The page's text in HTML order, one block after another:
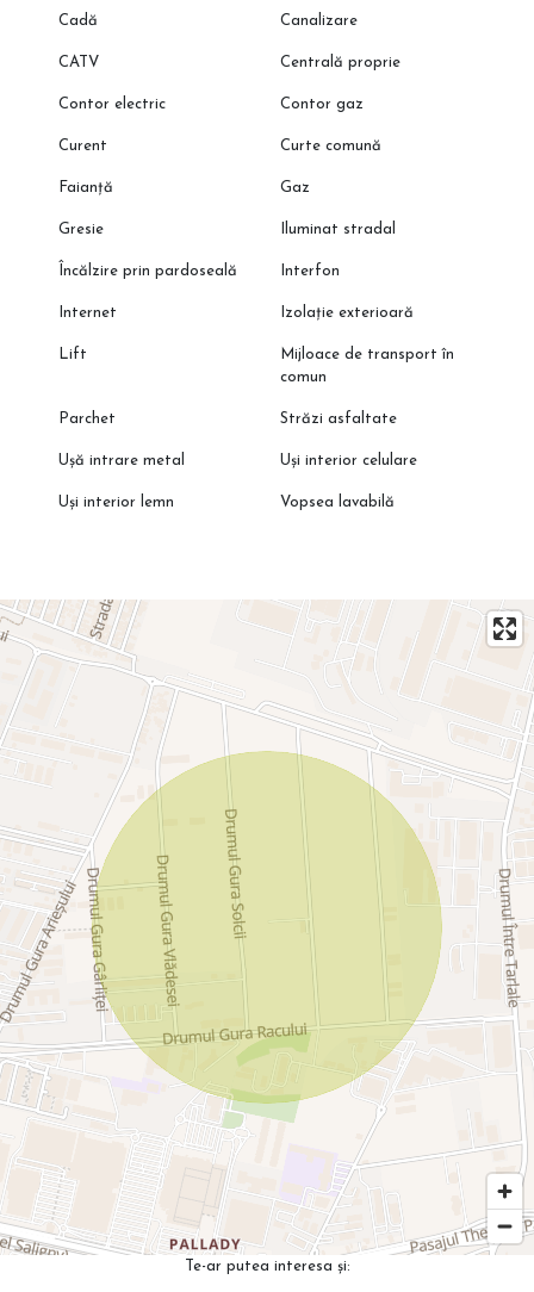
Cadă Canalizare
CATV Centrală proprie
Contor electric Contor gaz
Curent Curte comună
Faianță Gaz
Gresie Iluminat stradal
Încălzire prin pardoseală Interfon
Internet Izolație exterioară
Lift
Mijloace de transport în
comun
Parchet Străzi asfaltate
Ușă intrare metal Uși interior celulare
Uși interior lemn Vopsea lavabilă
Te-ar putea interesa și: